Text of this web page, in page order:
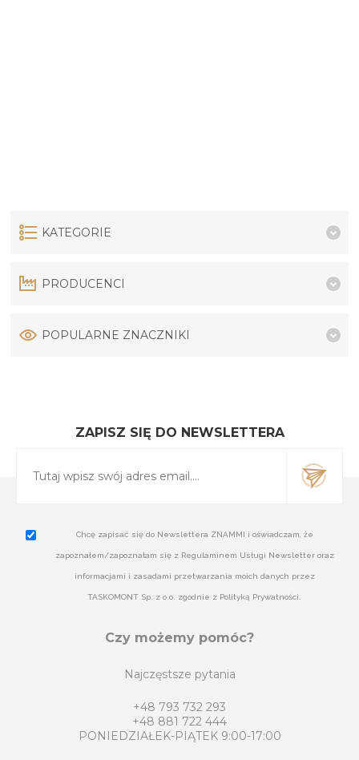
KATEGORIE
PRODUCENCI
POPULARNE ZNACZNIKI
ZAPISZ SIĘ DO NEWSLETTERA
Chcę zapisać się do Newslettera ZNAMMI i oświadczam, że
zapoznałem/zapoznałam się z Regulaminem Usługi Newsletter oraz
informacjami i zasadami przetwarzania moich danych przez
TASKOMONT Sp. z o.o. zgodnie z Polityką Prywatności.
Czy możemy pomóc?
Najczęstsze pytania
+48 793 732 293
+48 881 722 444
PONIEDZIAŁEK-PIĄTEK 9:00-17:00